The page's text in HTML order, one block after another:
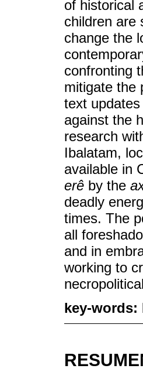
of historical
children are
change the
confronting
mitigate the
text
against the
research
Ibalatam,
available in
erê by the
deadly
times. The
all
and in
working to
key-words: